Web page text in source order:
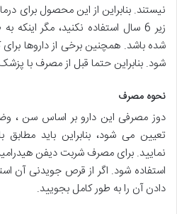
نیستند. بنابراین از این محصول برای
زیر 6 سال استفاده نکنید، مگر
شود. بنابراین حتما قبل از مصرف با
نحوه مصرف
دوز مصرفی این دارو بر اساس سن ،
تعیین می شود، بنابراین باید
نمایید. برای مصرف شربت دیفن
استفاده شود. اگر از قرص جویدنی آن
دادن آن را به طور کامل بجویید.